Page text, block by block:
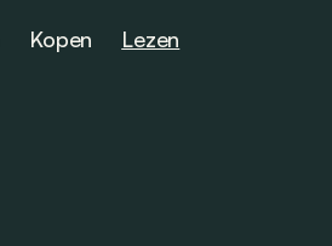
Kopen Lezen